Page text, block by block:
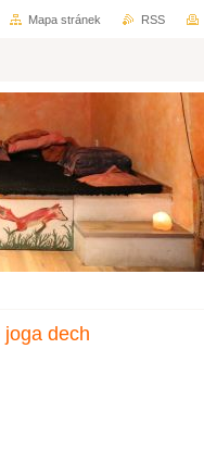
dech
Mapa stránek RSS